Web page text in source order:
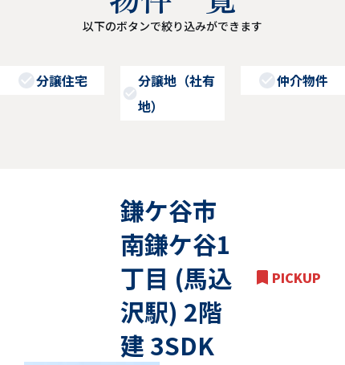
以下のボタンで絞り込みができます
分譲住宅
分譲地（社有
地）
仲介物件
鎌ケ谷市
南鎌ケ谷1
丁目 (馬込
沢駅) 2階
建 3SDK
PICKUP